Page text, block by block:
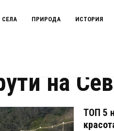
СЕЛА ПРИРОДА ИСТОРИЯ
Черноморие
на
ТОП 5